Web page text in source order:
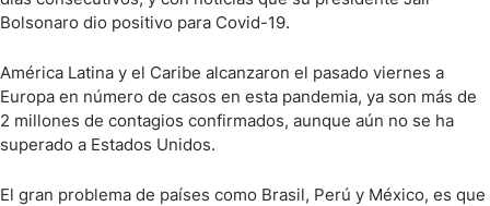
Bolsonaro dio positivo para Covid-19.
América Latina y el Caribe alcanzaron el pasado viernes a
Europa en número de casos en esta pandemia, ya son más de
2 millones de contagios confirmados, aunque aún no se ha
superado a Estados Unidos.
El gran problema de países como Brasil, Perú y México, es que